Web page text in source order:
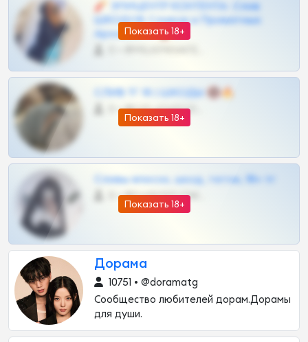
Показать 18+
🧨 ЭПИЦЕНТР КОНТЕНТА: Слив
ШКОДОВ Сливов и Приватных
Архивов ТГ 🔞💎
Показать 18+
СЛИВ ТГ 18 | ШКОДЫ 🔞🔥
0 •
Показать 18+
Сливы вписок, шкод, теток, 18+ тг
0 •
Дорама
10751 • @doramatg
Сообщество любителей дорам.Дорамы
для души.